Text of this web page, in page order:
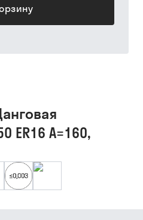
ER16 A=160,